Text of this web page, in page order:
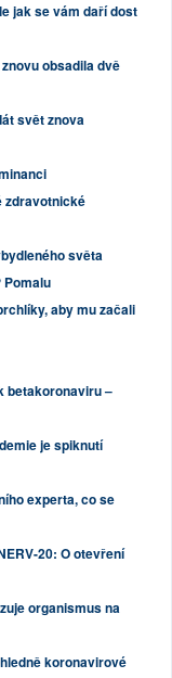
jak se vám daří dost
obsadila dvě
svět znova
zdravotnické
světa
Pomalu
aby mu začali
betakoronaviru –
je spiknutí
experta, co se
20: O otevření
organismus na
koronavirové